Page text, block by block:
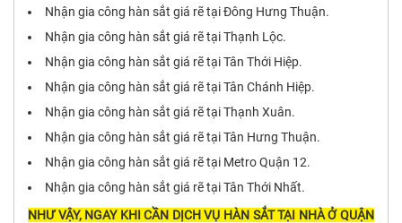
Nhận gia công hàn sắt giá rẽ tại Đông Hưng Thuận.
Nhận gia công hàn sắt giá rẽ tại Thạnh Lộc.
Nhận gia công hàn sắt giá rẽ tại Tân Thới Hiệp.
Nhận gia công hàn sắt giá rẽ tại Tân Chánh Hiệp.
Nhận gia công hàn sắt giá rẽ tại Thạnh Xuân.
Nhận gia công hàn sắt giá rẽ tại Tân Hưng Thuận.
Nhận gia công hàn sắt giá rẽ tại Metro Quận 12.
Nhận gia công hàn sắt giá rẽ tại Tân Thới Nhất.
NHƯ VẬY, NGAY KHI CẦN DỊCH VỤ HÀN SẮT TẠI NHÀ Ở QUẬN